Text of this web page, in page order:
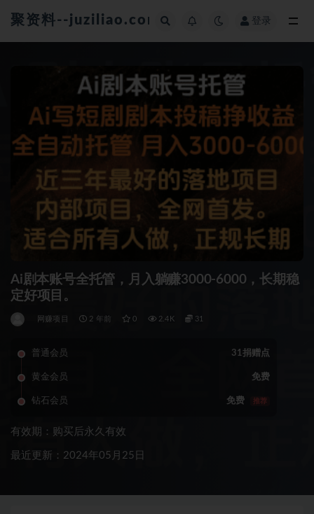
聚资料--juziliao.com--全网资料整合平台
登录
Ai剧本账号全托管，月入躺赚3000-6000，长期稳
定好项目。
网赚项目 2 年前 0 2.4K 31
普通会员 31捐赠点
黄金会员 免费
钻石会员 免费 推荐
有效期：购买后永久有效
最近更新：2024年05月25日